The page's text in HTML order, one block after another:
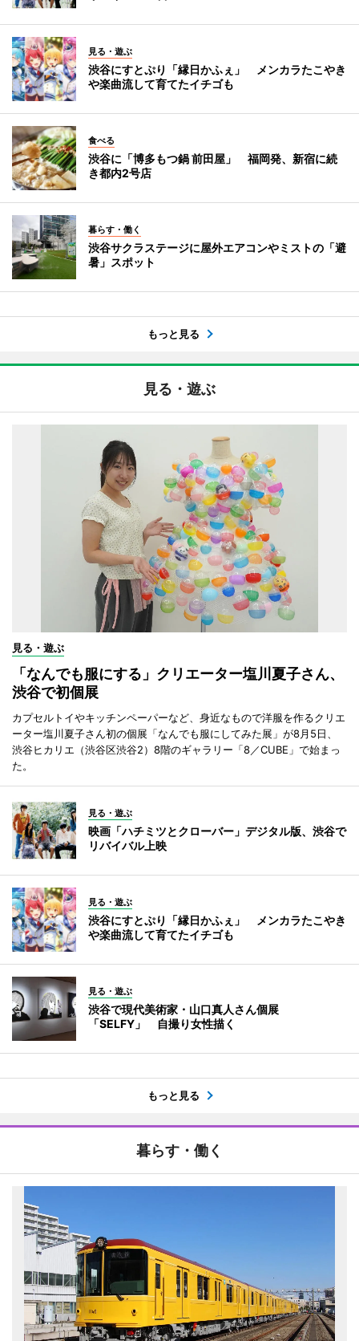
見る・遊ぶ
渋谷にすとぷり「縁日かふぇ」 メンカラたこやき
や楽曲流して育てたイチゴも
食べる
渋谷に「博多もつ鍋 前田屋」 福岡発、新宿に続
き都内2号店
暮らす・働く
渋谷サクラステージに屋外エアコンやミストの「避
暑」スポット
もっと見る
見る・遊ぶ
見る・遊ぶ
「なんでも服にする」クリエーター塩川夏子さん、
渋谷で初個展
カプセルトイやキッチンペーパーなど、身近なもので洋服を作るクリエ
ーター塩川夏子さん初の個展「なんでも服にしてみた展」が8月5日、
渋谷ヒカリエ（渋谷区渋谷2）8階のギャラリー「8／CUBE」で始まっ
た。
見る・遊ぶ
映画「ハチミツとクローバー」デジタル版、渋谷で
リバイバル上映
見る・遊ぶ
渋谷にすとぷり「縁日かふぇ」 メンカラたこやき
や楽曲流して育てたイチゴも
見る・遊ぶ
渋谷で現代美術家・山口真人さん個展
「SELFY」 自撮り女性描く
もっと見る
暮らす・働く